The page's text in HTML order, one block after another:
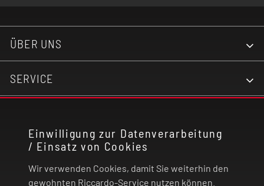
Einwilligung zur Datenverarbeitung
/ Einsatz von Cookies
Wir verwenden Cookies, damit Sie weiterhin den
gewohnten Riccardo-Service nutzen können.
ÜBER UNS
SERVICE
RECHTLICHES
ZAHLUNG UND VERSAND